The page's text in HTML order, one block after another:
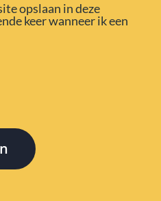
opslaan in deze
keer wanneer ik een